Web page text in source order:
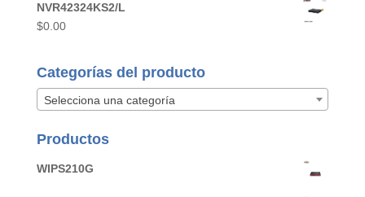
NVR42324KS2/L
$0.00
Categorías del producto
Selecciona una categoría
Productos
WIPS210G